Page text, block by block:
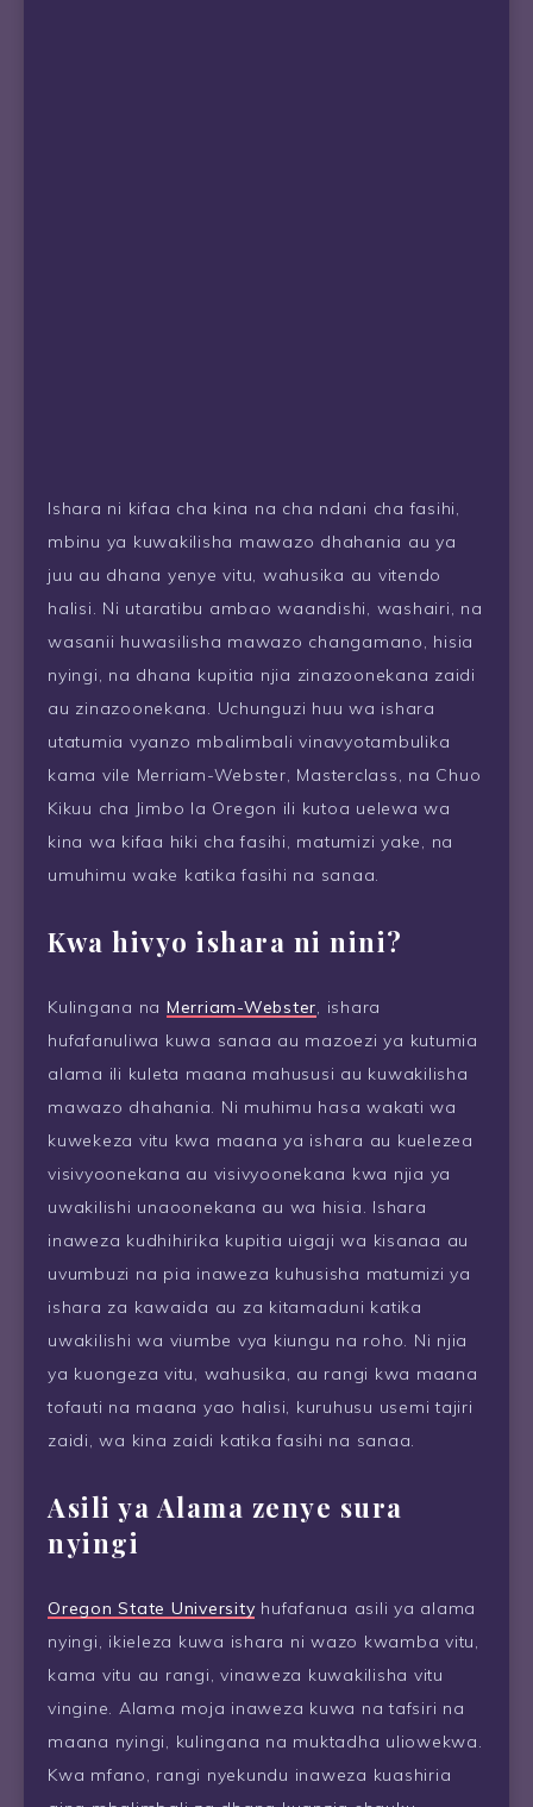
Ishara ni kifaa cha kina na cha ndani cha fasihi,
mbinu ya kuwakilisha mawazo dhahania au ya
juu au dhana yenye vitu, wahusika au vitendo
halisi. Ni utaratibu ambao waandishi, washairi, na
wasanii huwasilisha mawazo changamano, hisia
nyingi, na dhana kupitia njia zinazoonekana zaidi
au zinazoonekana. Uchunguzi huu wa ishara
utatumia vyanzo mbalimbali vinavyotambulika
kama vile Merriam-Webster, Masterclass, na Chuo
Kikuu cha Jimbo la Oregon ili kutoa uelewa wa
kina wa kifaa hiki cha fasihi, matumizi yake, na
umuhimu wake katika fasihi na sanaa.
Kwa hivyo ishara ni nini?
Kulingana na Merriam-Webster, ishara
hufafanuliwa kuwa sanaa au mazoezi ya kutumia
alama ili kuleta maana mahususi au kuwakilisha
mawazo dhahania. Ni muhimu hasa wakati wa
kuwekeza vitu kwa maana ya ishara au kuelezea
visivyoonekana au visivyoonekana kwa njia ya
uwakilishi unaoonekana au wa hisia. Ishara
inaweza kudhihirika kupitia uigaji wa kisanaa au
uvumbuzi na pia inaweza kuhusisha matumizi ya
ishara za kawaida au za kitamaduni katika
uwakilishi wa viumbe vya kiungu na roho. Ni njia
ya kuongeza vitu, wahusika, au rangi kwa maana
tofauti na maana yao halisi, kuruhusu usemi tajiri
zaidi, wa kina zaidi katika fasihi na sanaa.
Asili ya Alama zenye sura
nyingi
Oregon State University hufafanua asili ya alama
nyingi, ikieleza kuwa ishara ni wazo kwamba vitu,
kama vitu au rangi, vinaweza kuwakilisha vitu
vingine. Alama moja inaweza kuwa na tafsiri na
maana nyingi, kulingana na muktadha uliowekwa.
Kwa mfano, rangi nyekundu inaweza kuashiria